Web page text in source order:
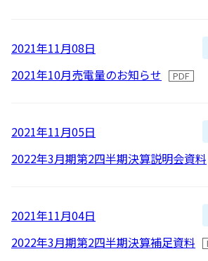
한국어
太陽光発電の取り組み
株式情報 / 社債情報
よくあるご質問
2021年11月08日
2021年10月売電量のお知らせ
2021年11月05日
2022年3月期第2四半期決算説明会資料
2021年11月04日
2022年3月期第2四半期決算補足資料